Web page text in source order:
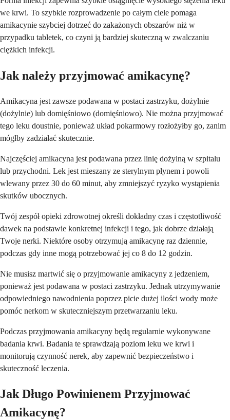
we krwi. To szybkie rozprowadzenie po całym ciele pomaga
amikacynie szybciej dotrzeć do zakażonych obszarów niż w
przypadku tabletek, co czyni ją bardziej skuteczną w zwalczaniu
ciężkich infekcji.
Jak należy przyjmować amikacynę?
Amikacyna jest zawsze podawana w postaci zastrzyku, dożylnie
(dożylnie) lub domięśniowo (domięśniowo). Nie można przyjmować
tego leku doustnie, ponieważ układ pokarmowy rozłożyłby go, zanim
mógłby zadziałać skutecznie.
Najczęściej amikacyna jest podawana przez linię dożylną w szpitalu
lub przychodni. Lek jest mieszany ze sterylnym płynem i powoli
wlewany przez 30 do 60 minut, aby zmniejszyć ryzyko wystąpienia
skutków ubocznych.
Twój zespół opieki zdrowotnej określi dokładny czas i częstotliwość
dawek na podstawie konkretnej infekcji i tego, jak dobrze działają
Twoje nerki. Niektóre osoby otrzymują amikacynę raz dziennie,
podczas gdy inne mogą potrzebować jej co 8 do 12 godzin.
Nie musisz martwić się o przyjmowanie amikacyny z jedzeniem,
ponieważ jest podawana w postaci zastrzyku. Jednak utrzymywanie
odpowiedniego nawodnienia poprzez picie dużej ilości wody może
pomóc nerkom w skuteczniejszym przetwarzaniu leku.
Podczas przyjmowania amikacyny będą regularnie wykonywane
badania krwi. Badania te sprawdzają poziom leku we krwi i
monitorują czynność nerek, aby zapewnić bezpieczeństwo i
skuteczność leczenia.
Jak Długo Powinienem Przyjmować
Amikacynę?